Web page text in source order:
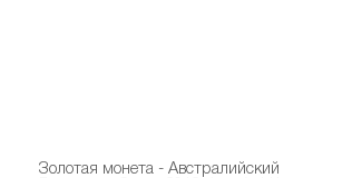
Золотая монета - Австралийский